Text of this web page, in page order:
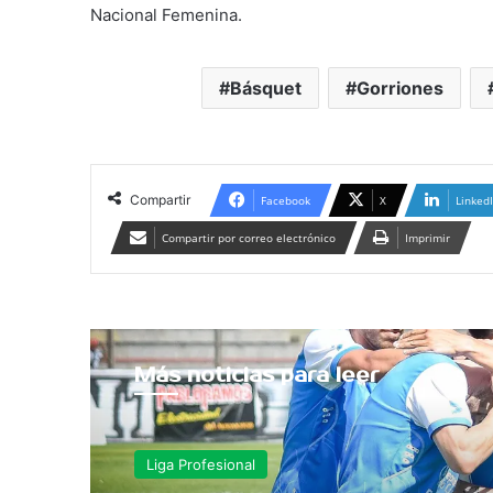
Nacional Femenina.
Básquet Gorriones
Compartir Facebook X
Compartir por correo electrónico Imprimir
Más noticias para leer
Liga Profesional